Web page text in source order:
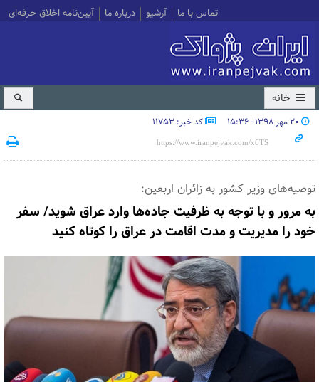
تماس با ما آرشیو درباره ما آیین‌نامه اخلاق حرفه‌ای
خانه
۲۰ مهر ۱۳۹۸ - ۱۵:۳۶ کد خبر: 11753
توصیه‌های وزیر کشور به زائران اربعین:
به مرور و با توجه به ظرفیت جاده‌ها وارد عراق شوید/ سفر
خود را مدیریت و مدت اقامت در عراق را کوتاه کنید